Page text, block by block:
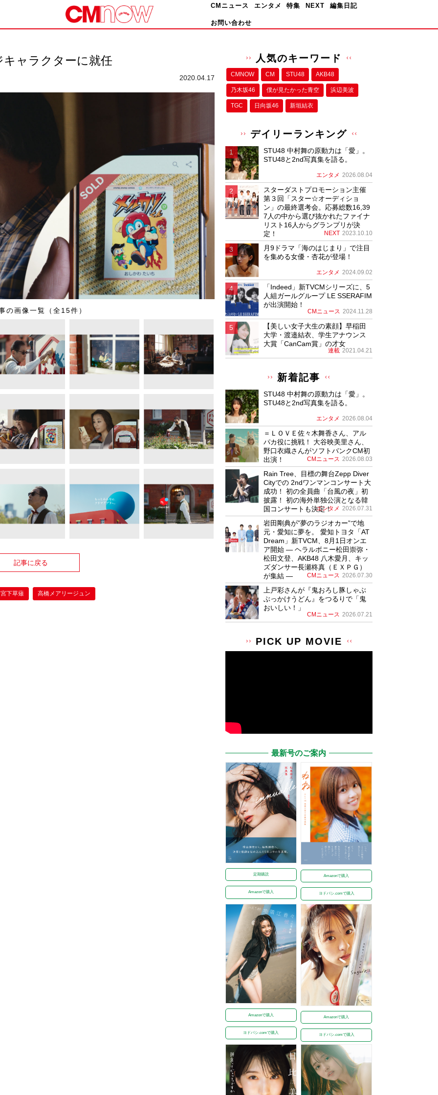
CMニュース エンタメ 特集 NEXT 編集日記
お問い合わせ
ャラクターに就任
2020.04.17
の画像一覧（全15件）
記事に戻る
宮下草薙 高橋メアリージュン
人気のキーワード
CMNOW CM STU48 AKB48
乃木坂46 僕が⾒たかった⻘空 浜辺美波
TGC 日向坂46 新垣結衣
デイリーランキング
STU48 中村舞の原動力は「愛」。
STU48と2nd写真集を語る。
エンタメ 2026.08.04
スターダストプロモーション主催
第３回「スター☆オーディショ
ン」の最終選考会。応募総数16,39
7人の中から選び抜かれたファイナ
リスト16人からグランプリが決
定！
NEXT 2023.10.10
月9ドラマ「海のはじまり」で注目
を集める女優・杏花が登場！
エンタメ 2024.09.02
「Indeed」新TVCMシリーズに、5
人組ガールグループ LE SSERAFIM
が出演開始！
CMニュース 2024.11.28
【美しい女子大生の素顔】早稲田
大学・渡邉結衣、学生アナウンス
大賞「CanCam賞」の才女
連載 2021.04.21
新着記事
STU48 中村舞の原動力は「愛」。
STU48と2nd写真集を語る。
エンタメ 2026.08.04
＝ＬＯＶＥ佐々木舞香さん、アル
パカ役に挑戦！ 大谷映美里さん、
野口衣織さんがソフトバンクCM初
出演！
CMニュース 2026.08.03
Rain Tree、目標の舞台Zepp Diver
Cityでの 2ndワンマンコンサート大
成功！ 初の全員曲「台風の夜」初
披露！ 初の海外単独公演となる韓
国コンサートも決定！
エンタメ 2026.07.31
岩田剛典が”夢のラジオカー”で地
元・愛知に夢を。 愛知トヨタ「AT
Dream」新TVCM、8月1日オンエ
ア開始 ― ヘラルボニー松田崇弥・
松田文登、AKB48 八木愛月、キッ
ズダンサー長瀬柊真（ＥＸＰＧ）
が集結 ―
CMニュース 2026.07.30
上戸彩さんが『鬼おろし豚しゃぶ
ぶっかけうどん』をつるりで「鬼
おいしい！」
CMニュース 2026.07.21
PICK UP MOVIE
最新号のご案内
定期購読
Amazonで購入
Amazonで購入
ヨドバシ.comで購入
Amazonで購入
ヨドバシ.comで購入
Amazonで購入
ヨドバシ.comで購入